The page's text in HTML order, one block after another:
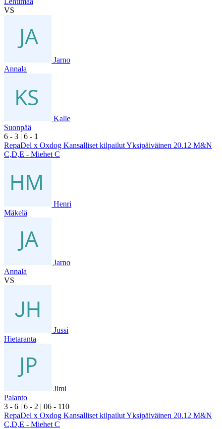
VS
Jarno
Annala
Kalle
Suonpää
6 - 3 | 6 - 1
RepaDel x Oxdog Kansalliset kilpailut Yksipäiväinen 20.12 M&N
C,D,E - Miehet C
Henri
Mäkelä
Jarno
Annala
VS
Jussi
Hietaranta
Jimi
Palanto
3 - 6 | 6 - 2 | 06 - 110
RepaDel x Oxdog Kansalliset kilpailut Yksipäiväinen 20.12 M&N
C,D,E - Miehet C